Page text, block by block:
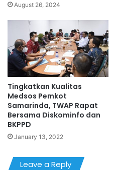
August 26, 2024
Tingkatkan Kualitas
Medsos Pemkot
Samarinda, TWAP Rapat
Bersama Diskominfo dan
BKPPD
January 13, 2022
Leave a Reply